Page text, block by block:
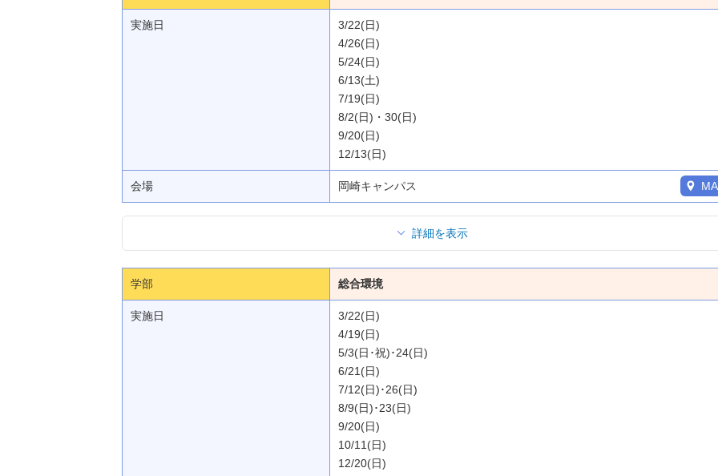
実施日
3/22(日)
4/26(日)
5/24(日)
6/13(土)
7/19(日)
8/2(日)・30(日)
9/20(日)
12/13(日)
会場 岡崎キャンパス
詳細を表示
学部 総合環境
実施日
3/22(日)
4/19(日)
5/3(日･祝)･24(日)
6/21(日)
7/12(日)･26(日)
8/9(日)･23(日)
9/20(日)
10/11(日)
12/20(日)